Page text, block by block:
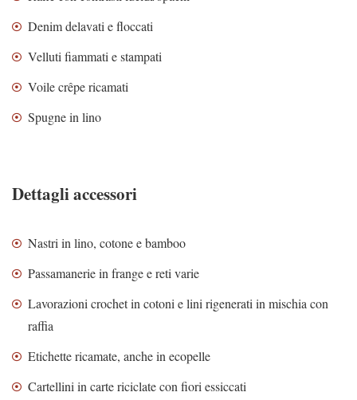
Denim delavati e floccati
Velluti fiammati e stampati
Voile crêpe ricamati
Spugne in lino
Dettagli accessori
Nastri in lino, cotone e bamboo
Passamanerie in frange e reti varie
Lavorazioni crochet in cotoni e lini rigenerati in mischia con
raffia
Etichette ricamate, anche in ecopelle
Cartellini in carte riciclate con fiori essiccati